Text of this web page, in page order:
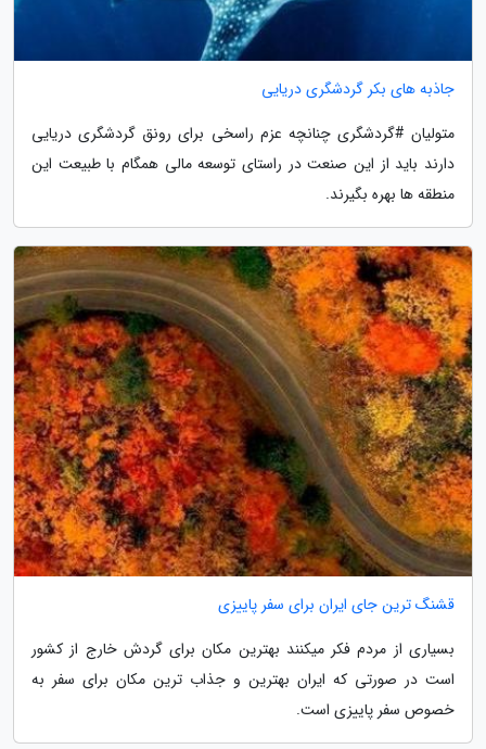
جاذبه های بکر گردشگری دریایی
متولیان #گردشگری چنانچه عزم راسخی برای رونق گردشگری دریایی
دارند باید از این صنعت در راستای توسعه مالی همگام با طبیعت این
منطقه ها بهره بگیرند.
قشنگ ترین جای ایران برای سفر پاییزی
بسیاری از مردم فکر میکنند بهترین مکان برای گردش خارج از کشور
است در صورتی که ایران بهترین و جذاب ترین مکان برای سفر به
خصوص سفر پاییزی است.